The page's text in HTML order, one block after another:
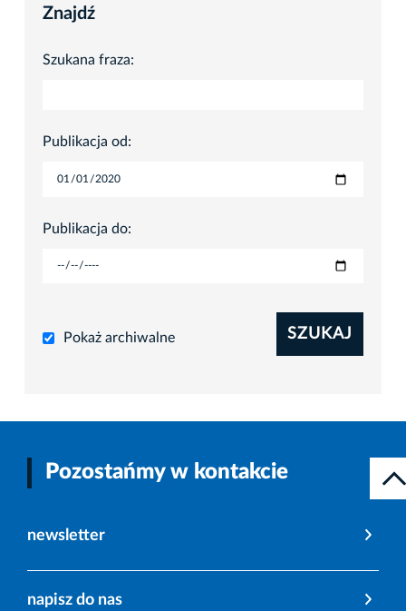
Znajdź
Szukana fraza:
Publikacja od:
Publikacja do:
Pokaż archiwalne SZUKAJ
Pozostańmy w kontakcie
newsletter
napisz do nas